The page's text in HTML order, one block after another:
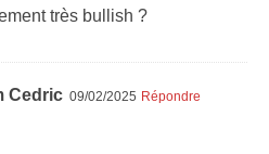
très bullish ?
Cedric 09/02/2025 Répondre